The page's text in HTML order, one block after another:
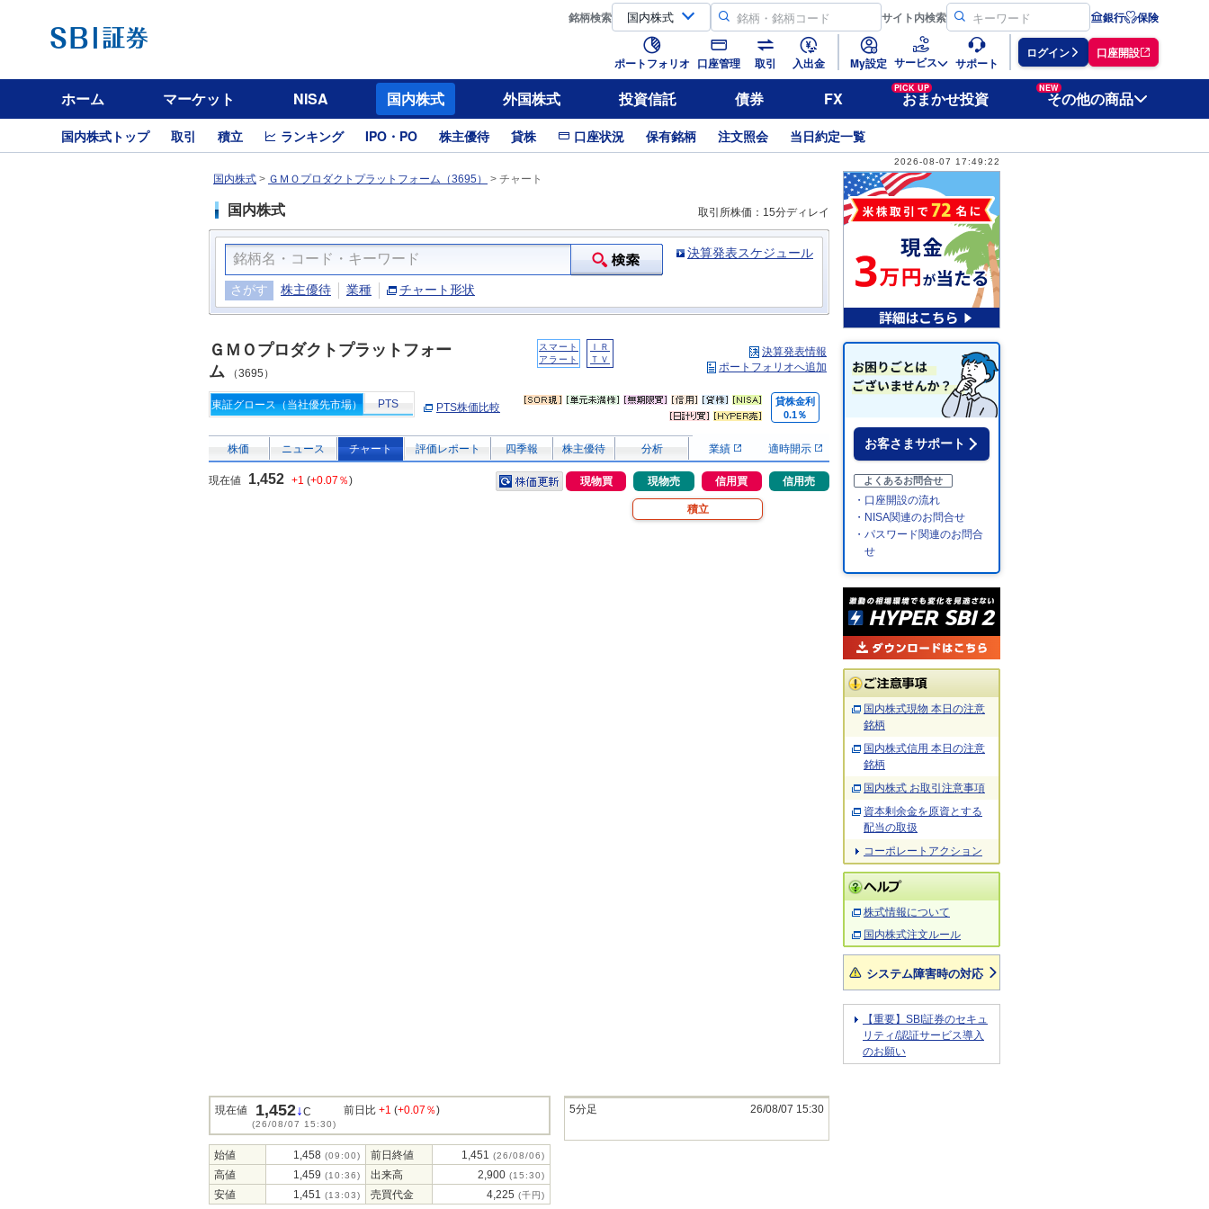
銘柄検索 サイト内検索 銀行 保険
ポートフォリオ 口座管理 取引 入出金 My設定 サービス サポート
ログイン 口座開設
ホーム マーケット NISA 国内株式 外国株式 投資信託 債券 FX
PICK UP
おまかせ投資
NEW
その他の商品
国内株式トップ 取引 積立 ランキング IPO・PO 株主優待 貸株 口座状況 保有銘柄 注文照会 当日約定一覧
2026-08-07 17:49:22
国内株式 > ＧＭＯプロダクトプラットフォーム（3695） > チャート
国内株式 取引所株価：15分ディレイ
決算発表スケジュール
さがす 株主優待 業種 チャート形状
ＧＭＯプロダクトプラットフォー
ム （3695）
スマート
アラート
ＩＲ
ＴＶ
決算発表情報
ポートフォリオへ追加
東証グロース（当社優先市場） PTS PTS株価比較
貸株金利
0.1％
株価 ニュース チャート 評価レポート 四季報 株主優待 分析 業績 適時開示
現在値 1,452 +1 (+0.07％) 現物買 現物売 信用買 信用売
積立
現在値 1,452↓C
(26/08/07 15:30)
前日比 +1 (+0.07％)
始値 1,458 (09:00) 前日終値 1,451 (26/08/06)
高値 1,459 (10:36) 出来高 2,900 (15:30)
安値 1,451 (13:03) 売買代金 4,225 (千円)
5分足 26/08/07 15:30
お客さまサポート
よくあるお問合せ
・口座開設の流れ
・NISA関連のお問合せ
・パスワード関連のお問合
せ
国内株式現物 本日の注意
銘柄
国内株式信用 本日の注意
銘柄
国内株式 お取引注意事項
資本剰余金を原資とする
配当の取扱
コーポレートアクション
株式情報について
国内株式注文ルール
システム障害時の対応
【重要】SBI証券のセキュ
リティ/認証サービス導入
のお願い